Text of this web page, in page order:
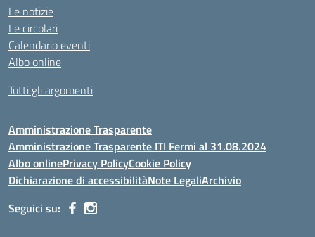
Le notizie
Le circolari
Calendario eventi
Albo online
Tutti gli argomenti
Amministrazione Trasparente
Amministrazione Trasparente ITI Fermi al 31.08.2024
Albo onlinePrivacy PolicyCookie Policy
Dichiarazione di accessibilitàNote LegaliArchivio
Seguici su: